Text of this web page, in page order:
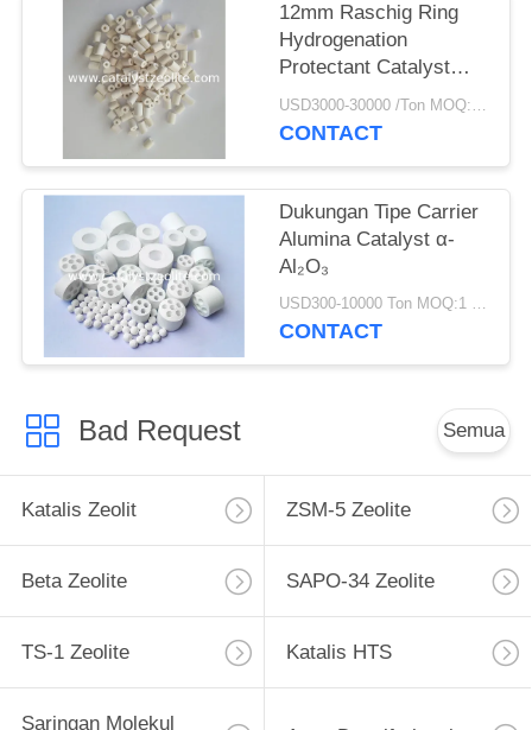
12mm Raschig Ring
Hydrogenation
Protectant Catalyst
Carrier
USD3000-30000 /Ton MOQ:1 KG
CONTACT
Dukungan Tipe Carrier
Alumina Catalyst α-
Al₂O₃
USD300-10000 Ton MOQ:1 KG
CONTACT
Bad Request Semua
Katalis Zeolit ZSM-5 Zeolite
Beta Zeolite SAPO-34 Zeolite
TS-1 Zeolite Katalis HTS
Saringan Molekul